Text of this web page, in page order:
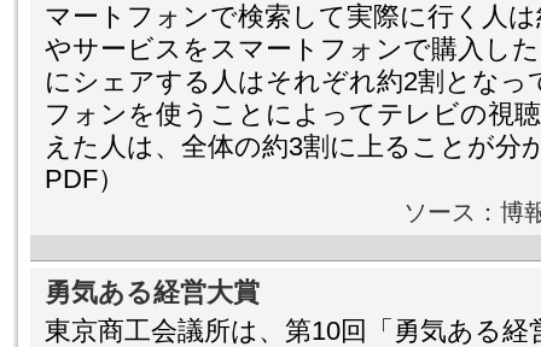
マートフォンで検索して実際に行く人
やサービスをスマートフォンで購入し
にシェアする人はそれぞれ約2割となっ
フォンを使うことによってテレビの視
えた人は、全体の約3割に上ることが分
PDF）
ソース：博
勇気ある経営大賞
東京商工会議所は、第10回「勇気ある